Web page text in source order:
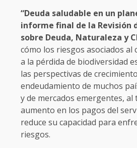
“Deuda saludable en un
informe final de la Revisión
sobre Deuda, Naturaleza y
cómo los riesgos asociados al
a la pérdida de biodiversidad
las perspectivas de
endeudamiento de muchos
y de mercados emergentes, al
aumento en los pagos del
reduce su capacidad para
riesgos.